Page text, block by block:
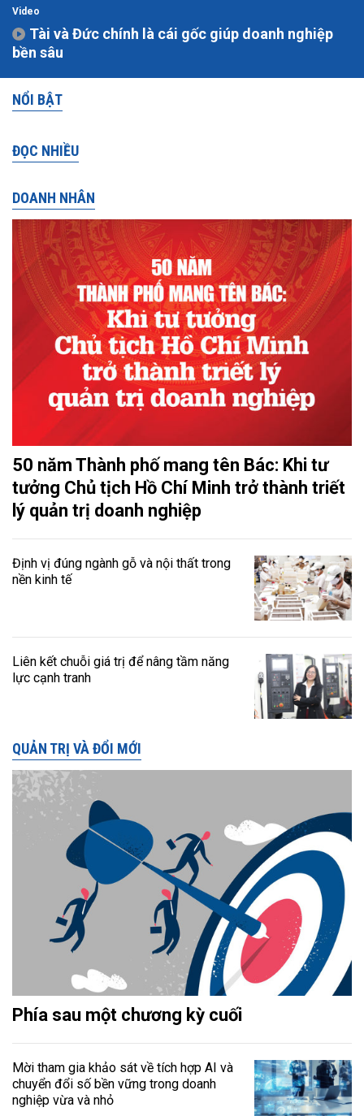
Video
Tài và Đức chính là cái gốc giúp doanh nghiệp
bền sâu
NỔI BẬT
ĐỌC NHIỀU
DOANH NHÂN
50 năm Thành phố mang tên Bác: Khi tư
tưởng Chủ tịch Hồ Chí Minh trở thành triết
lý quản trị doanh nghiệp
Định vị đúng ngành gỗ và nội thất trong
nền kinh tế
Liên kết chuỗi giá trị để nâng tầm năng
lực cạnh tranh
QUẢN TRỊ VÀ ĐỔI MỚI
Phía sau một chương kỳ cuối
Mời tham gia khảo sát về tích hợp AI và
chuyển đổi số bền vững trong doanh
nghiệp vừa và nhỏ